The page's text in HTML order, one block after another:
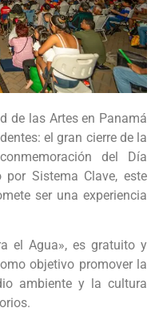
de las Artes en Panamá
el gran cierre de la
del Día
Sistema Clave, este
ser una experiencia
el Agua», es gratuito y
objetivo promover la
ambiente y la cultura